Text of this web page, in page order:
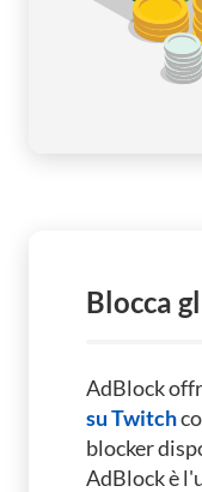
Blocca
AdBlock
su Twitch
blocker
AdBlock è